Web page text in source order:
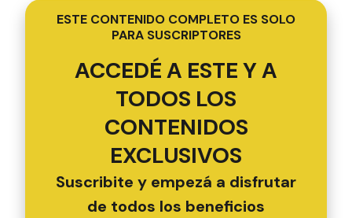
ESTE CONTENIDO COMPLETO ES SOLO
PARA SUSCRIPTORES
ACCEDÉ A ESTE Y A
TODOS LOS
CONTENIDOS
EXCLUSIVOS
Suscribite y empezá a disfrutar
de todos los beneficios